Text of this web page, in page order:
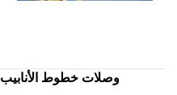
وصلات خطوط الأنابيب